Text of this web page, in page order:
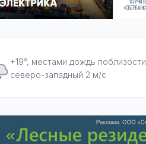
+19°, местами дождь поблизости
северо-западный 2 м/с